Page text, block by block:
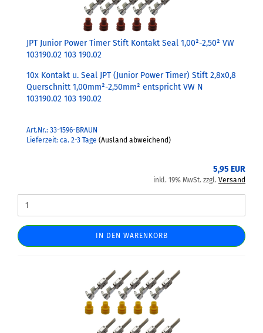
JPT Junior Power Timer Stift Kontakt Seal 1,00²-2,50² VW
103190.02 103 190.02
10x Kontakt u. Seal JPT (Junior Power Timer) Stift 2,8x0,8
Querschnitt 1,00mm²-2,50mm² entspricht VW N
103190.02 103 190.02
Art.Nr.: 33-1596-BRAUN
Lieferzeit: ca. 2-3 Tage (Ausland abweichend)
5,95 EUR
inkl. 19% MwSt. zzgl. Versand
IN DEN WARENKORB